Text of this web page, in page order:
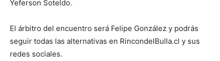
Yeferson Soteldo.
El árbitro del encuentro será Felipe González y podrás
seguir todas las alternativas en RincondelBulla.cl y sus
redes sociales.